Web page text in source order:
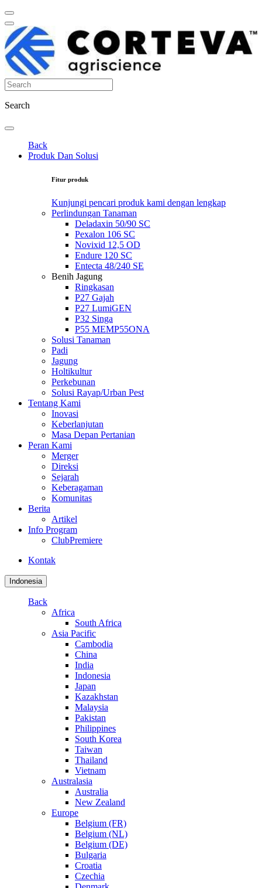
Search
Back
Produk Dan Solusi
Fitur produk
Kunjungi pencari produk kami dengan lengkap
Perlindungan Tanaman
Deladaxin 50/90 SC
Pexalon 106 SC
Novixid 12,5 OD
Endure 120 SC
Entecta 48/240 SE
Benih Jagung
Ringkasan
P27 Gajah
P27 LumiGEN
P32 Singa
P55 MEMP55ONA
Solusi Tanaman
Padi
Jagung
Holtikultur
Perkebunan
Solusi Rayap/Urban Pest
Tentang Kami
Inovasi
Keberlanjutan
Masa Depan Pertanian
Peran Kami
Merger
Direksi
Sejarah
Keberagaman
Komunitas
Berita
Artikel
Info Program
ClubPremiere
Kontak
Indonesia
Back
Africa
South Africa
Asia Pacific
Cambodia
China
India
Indonesia
Japan
Kazakhstan
Malaysia
Pakistan
Philippines
South Korea
Taiwan
Thailand
Vietnam
Australasia
Australia
New Zealand
Europe
Belgium (FR)
Belgium (NL)
Belgium (DE)
Bulgaria
Croatia
Czechia